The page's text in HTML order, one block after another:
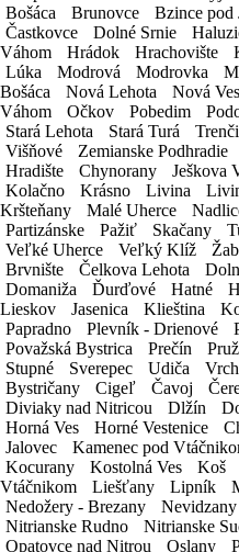
Bošáca
Brunovce Bzince pod
Častkovce
Dolné Srnie
Váhom
Hrádok Hrachovište
Lúka
Modrová Modrovka
Bošáca
Nová Lehota Nová
Váhom
Očkov Pobedim
Stará Lehota
Stará Turá
Višňové
Zemianske Podhradie
Hradište
Chynorany Ješkova
Kolačno
Krásno Livina
Kršteňany
Malé Uherce
Partizánske
Pažiť Skačany
Veľké Uherce
Veľký Klíž
Brvnište
Čelkova Lehota
Domaniža
Ďurďové Hatné
Lieskov
Jasenica Klieština
Papradno
Plevník - Drienové
Považská Bystrica
Prečín
Stupné
Sverepec Udiča
Bystričany
Cigeľ Čavoj
Diviaky nad Nitricou
Dlžín
Horná Ves
Horné Vestenice
Jalovec
Kamenec pod
Kocurany
Kostolná Ves Koš
Vtáčnikom
Liešťany Lipník
Nedožery - Brezany
Nevidzany
Nitrianske Rudno
Nitrianske
Opatovce nad Nitrou
Oslany
Bošáca
Brunovce Bzince pod
Častkovce
Dolné Srnie
Váhom
Hrádok Hrachovište
Lúka
Modrová Modrovka
Bošáca
Nová Lehota Nová
Váhom
Očkov Pobedim
Stará Lehota
Stará Turá
Višňové
Zemianske Podhradie
Hradište
Chynorany Ješkova
Kolačno
Krásno Livina
Kršteňany
Malé Uherce
Partizánske
Pažiť Skačany
Veľké Uherce
Veľký Klíž
Brvnište
Čelkova Lehota
Domaniža
Ďurďové Hatné
Lieskov
Jasenica Klieština
Papradno
Plevník - Drienové
Považská Bystrica
Prečín
Stupné
Sverepec Udiča
Bystričany
Cigeľ Čavoj
Diviaky nad Nitricou
Dlžín
Horná Ves
Horné Vestenice
Jalovec
Kamenec pod
Kocurany
Kostolná Ves Koš
Vtáčnikom
Liešťany Lipník
Nedožery - Brezany
Nevidzany
Nitrianske Rudno
Nitrianske
Opatovce nad Nitrou
Oslany
Dátum a čas od
Dátum a čas do
Spôsob platby
Fakturačné údaje
Pristavenie a
pobočky (mesta)
Havaríjne a zákonné
Asistenčné služby v
Nad 1 mesiac
Zadarmo
Detská autosedačka
Navigácia 3€ / deň
Detský podsedák 3€ /
Svadobné ŠPZ 3€ /